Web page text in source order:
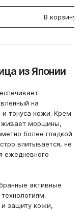
В корзину
из Японии
на
и тонуса кожи. Крем
морщины,
более гладкой
впитывается, не
ежедневного
активные
и защиту кожи,